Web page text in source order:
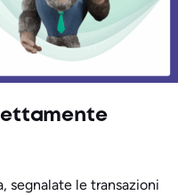
segnalate le transazioni